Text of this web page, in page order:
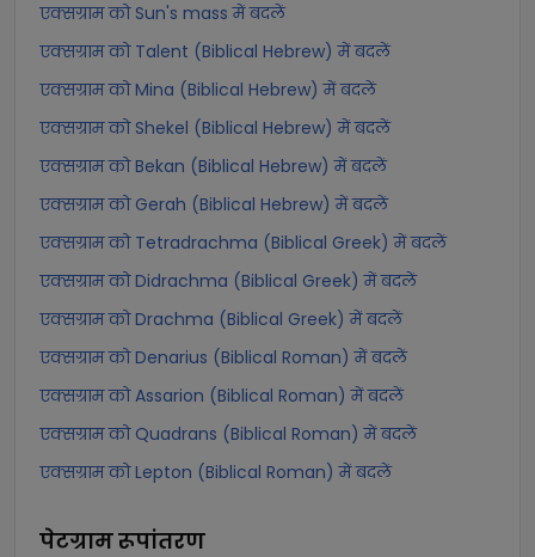
एक्सग्राम को Sun's mass में बदलें
एक्सग्राम को Talent (Biblical Hebrew) में बदलें
एक्सग्राम को Mina (Biblical Hebrew) में बदलें
एक्सग्राम को Shekel (Biblical Hebrew) में बदलें
एक्सग्राम को Bekan (Biblical Hebrew) में बदलें
एक्सग्राम को Gerah (Biblical Hebrew) में बदलें
एक्सग्राम को Tetradrachma (Biblical Greek) में बदलें
एक्सग्राम को Didrachma (Biblical Greek) में बदलें
एक्सग्राम को Drachma (Biblical Greek) में बदलें
एक्सग्राम को Denarius (Biblical Roman) में बदलें
एक्सग्राम को Assarion (Biblical Roman) में बदलें
एक्सग्राम को Quadrans (Biblical Roman) में बदलें
एक्सग्राम को Lepton (Biblical Roman) में बदलें
पेटग्रामरूपांतरण